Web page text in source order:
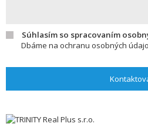
Súhlasím so spracovaním
Dbáme na ochranu osobných